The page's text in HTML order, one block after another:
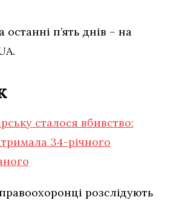
п’ять днів – на
сталося вбивство:
34-річного
розслідують